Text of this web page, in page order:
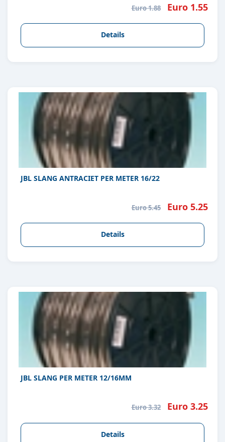
Euro 1.88 Euro 1.55
Details
JBL SLANG ANTRACIET PER METER 16/22
Euro 5.45 Euro 5.25
Details
JBL SLANG PER METER 12/16MM
Euro 3.32 Euro 3.25
Details